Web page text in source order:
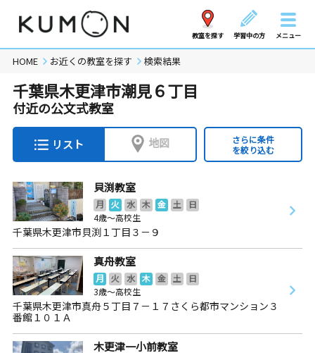
教室を探す 学習中の方 メニュー
HOME お近くの教室を探す 検索結果
千葉県木更津市潮見６丁目
付近の公文式教室
リスト 地図
さらに条件
を絞り込む
貝渕教室
月 火 水 木 金 土
日
4歳～高校生
千葉県木更津市貝渕１丁目３－９
真舟教室
月 火 水 木 金 土
日
3歳～高校生
千葉県木更津市真舟５丁目７－１７さくら都市マンション３
番館１０１Ａ
木更津一小前教室